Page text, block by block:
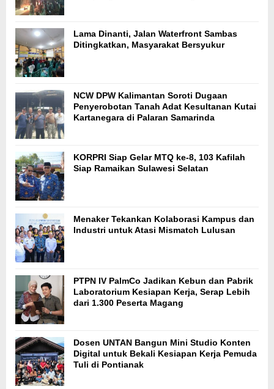
Lama Dinanti, Jalan Waterfront Sambas
Ditingkatkan, Masyarakat Bersyukur
NCW DPW Kalimantan Soroti Dugaan
Penyerobotan Tanah Adat Kesultanan Kutai
Kartanegara di Palaran Samarinda
KORPRI Siap Gelar MTQ ke-8, 103 Kafilah
Siap Ramaikan Sulawesi Selatan
Menaker Tekankan Kolaborasi Kampus dan
Industri untuk Atasi Mismatch Lulusan
PTPN IV PalmCo Jadikan Kebun dan Pabrik
Laboratorium Kesiapan Kerja, Serap Lebih
dari 1.300 Peserta Magang
Dosen UNTAN Bangun Mini Studio Konten
Digital untuk Bekali Kesiapan Kerja Pemuda
Tuli di Pontianak